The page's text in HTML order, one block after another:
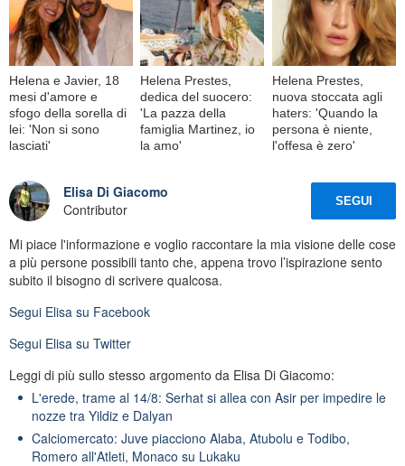
Helena e Javier, 18
mesi d'amore e
sfogo della sorella di
lei: 'Non si sono
lasciati'
Helena Prestes,
dedica del suocero:
'La pazza della
famiglia Martinez, io
la amo'
Helena Prestes,
nuova stoccata agli
haters: 'Quando la
persona è niente,
l'offesa è zero'
Elisa Di Giacomo
Contributor
SEGUI
Mi piace l'informazione e voglio raccontare la mia visione delle cose
a più persone possibili tanto che, appena trovo l’ispirazione sento
subito il bisogno di scrivere qualcosa.
Segui Elisa su Facebook
Segui Elisa su Twitter
Leggi di più sullo stesso argomento da Elisa Di Giacomo:
L'erede, trame al 14/8: Serhat si allea con Asir per impedire le
nozze tra Yildiz e Dalyan
Calciomercato: Juve piacciono Alaba, Atubolu e Todibo,
Romero all'Atleti, Monaco su Lukaku